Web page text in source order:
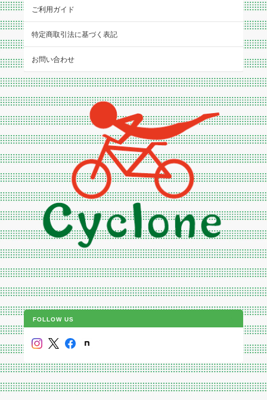
ご利用ガイド
特定商取引法に基づく表記
お問い合わせ
FOLLOW US